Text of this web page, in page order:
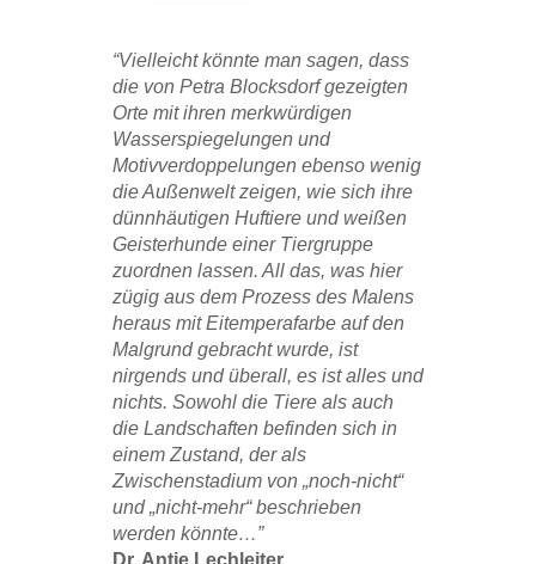
“Vielleicht könnte man sagen, dass
die von Petra Blocksdorf gezeigten
Orte mit ihren merkwürdigen
Wasserspiegelungen und
Motivverdoppelungen ebenso wenig
die Außenwelt zeigen, wie sich ihre
dünnhäutigen Huftiere und weißen
Geisterhunde einer Tiergruppe
zuordnen lassen. All das, was hier
zügig aus dem Prozess des Malens
heraus mit Eitemperafarbe auf den
Malgrund gebracht wurde, ist
nirgends und überall, es ist alles und
nichts. Sowohl die Tiere als auch
die Landschaften befinden sich in
einem Zustand, der als
Zwischenstadium von „noch-nicht“
und „nicht-mehr“ beschrieben
werden könnte…”
Dr. Antje Lechleiter